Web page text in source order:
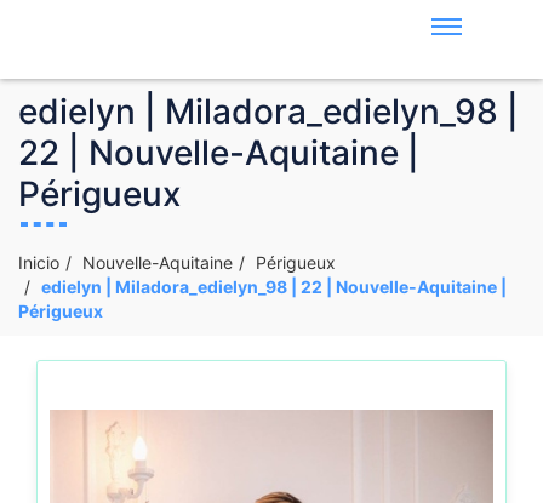
edielyn | Miladora_edielyn_98 |
22 | Nouvelle-Aquitaine |
Périgueux
Inicio Nouvelle-Aquitaine
Périgueux
edielyn | Miladora_edielyn_98 | 22 | Nouvelle-Aquitaine |
Périgueux